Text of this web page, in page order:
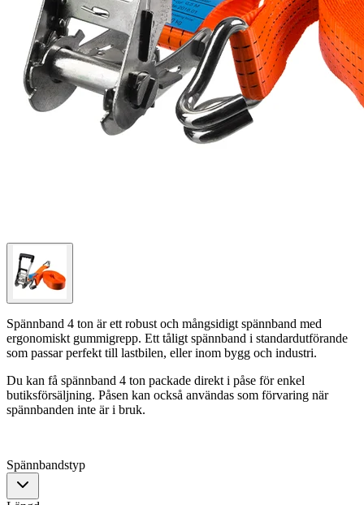
Spännband 4 ton är ett robust och mångsidigt spännband med
ergonomiskt gummigrepp. Ett tåligt spännband i standardutförande
som passar perfekt till lastbilen, eller inom bygg och industri.
Du kan få spännband 4 ton packade direkt i påse för enkel
butiksförsäljning. Påsen kan också användas som förvaring när
spännbanden inte är i bruk.
Spännbandstyp